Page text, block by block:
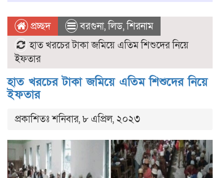
প্রচ্ছদ বরগুনা,লিড,শিরনাম
হাত খরচের টাকা জমিয়ে এতিম শিশুদের নিয়ে
ইফতার
হাত খরচের টাকা জমিয়ে এতিম শিশুদের নিয়ে
ইফতার
প্রকাশিতঃ শনিবার, ৮ এপ্রিল, ২০২৩